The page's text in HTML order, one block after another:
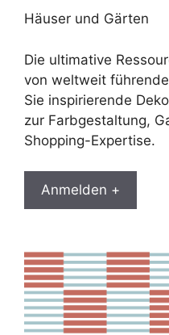
Häuser und Gärten
Die ultimative
von weltweit
Sie inspirierende
zur Farbgestaltung,
Shopping-Expertise.
Anmelden +